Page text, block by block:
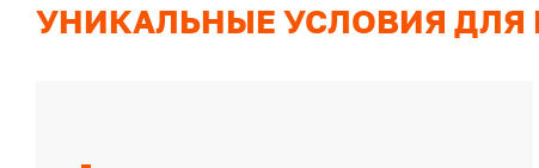
УНИКАЛЬНЫЕ УСЛОВИЯ ДЛЯ